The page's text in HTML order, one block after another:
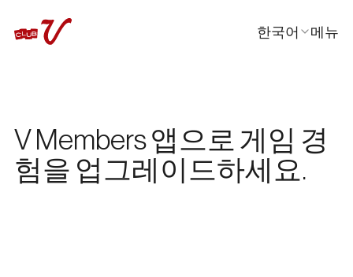
한국어
메뉴
V Members 앱으로 게임 경
험을 업그레이드하세요.